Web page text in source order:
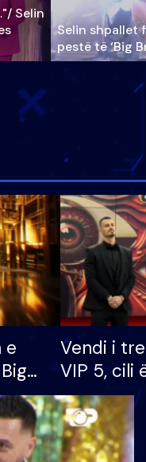
Selin
Selin shpallet
pestë të ‘Big
e
Vendi i
VIP 5, cili
radhës që